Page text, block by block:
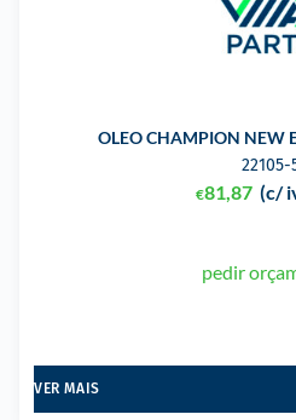
OLEO CHAMPION NEW
22105-
€81,87 (c/
pedir
VER MAIS